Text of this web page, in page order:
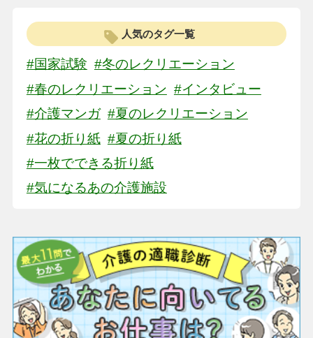
人気のタグ一覧
#国家試験 #冬のレクリエーション
#春のレクリエーション #インタビュー
#介護マンガ #夏のレクリエーション
#花の折り紙 #夏の折り紙
#一枚でできる折り紙
#気になるあの介護施設